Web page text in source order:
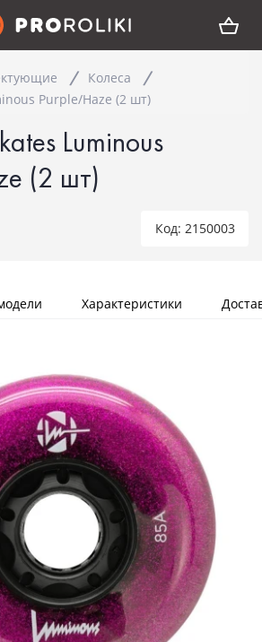
Колеса
Purple/Haze (2 шт)
Luminous
(2 шт)
Код: 2150003
Характеристики